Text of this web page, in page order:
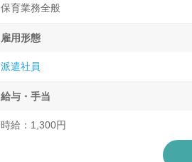
保育業務全般
雇用形態
派遣社員
給与・手当
時給：1,300円